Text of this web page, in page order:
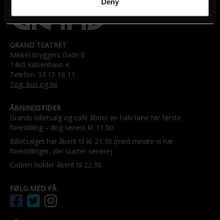
GRAND TEATRET
Mikkel Bryggers Gade 8
1460 København K
Telefon: 33 15 16 11
Tog, bus og bil
ÅBNINGSTIDER
Grands billetsalg og café åbner en halv time før første
forestilling – dog senest kl. 11.00.
Billetsalget har åbent til kl. 21.30 (med mindre vi har
forestillinger, der starter senere).
Caféen holder åbent til 22.30.
FØLG MED PÅ